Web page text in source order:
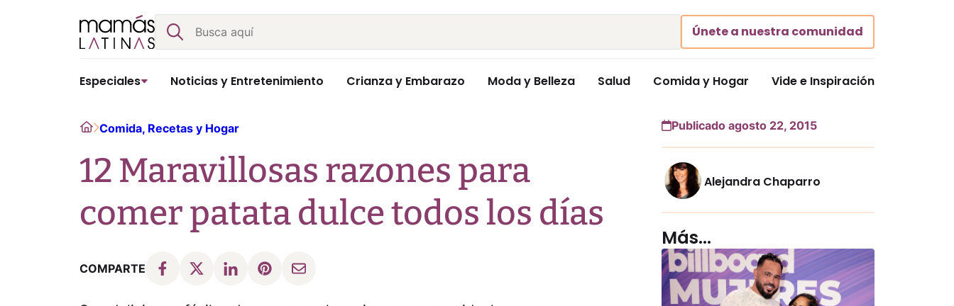
Buscar
Únete a nuestra comunidad
Especiales Noticias y Entretenimiento Crianza y Embarazo Moda y Belleza Salud Comida y Hogar Vide e Inspiración
HomeComida, Recetas y Hogar
12 Maravillosas razones para
comer patata dulce todos los días
COMPARTE
Publicado agosto 22, 2015
Alejandra Chaparro
Más...